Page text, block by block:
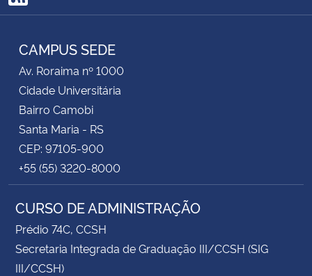
RSS
CAMPUS SEDE
Av. Roraima nº 1000
Cidade Universitária
Bairro Camobi
Santa Maria - RS
CEP: 97105-900
+55 (55) 3220-8000
CURSO DE ADMINISTRAÇÃO
Prédio 74C, CCSH
Secretaria Integrada de Graduação III/CCSH (SIG
III/CCSH)